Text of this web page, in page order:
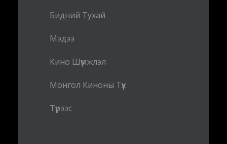
Бидний Тухай
Мэдээ
Кино Шүүмжлэл
Монгол Киноны Түүх
Түрээс